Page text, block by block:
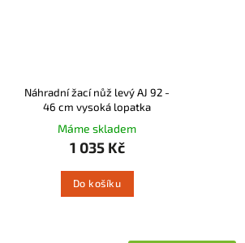
Náhradní žací nůž levý AJ 92 -
46 cm vysoká lopatka
Máme skladem
1 035 Kč
Do košíku